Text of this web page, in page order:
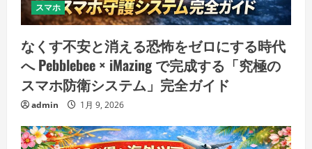
スマホ
なくす不安と消える恐怖をゼロにする時代
へ Pebblebee × iMazing で完成する「究極の
スマホ防衛システム」完全ガイド
admin 1月 9, 2026